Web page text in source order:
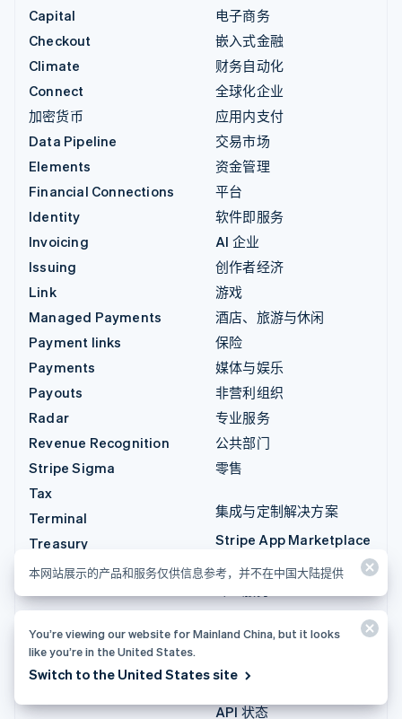
Capital
Checkout
Climate
Connect
加密货币
Data Pipeline
Elements
Financial Connections
Identity
Invoicing
Issuing
Link
Managed Payments
Payment links
Payments
Payouts
Radar
Revenue Recognition
Stripe Sigma
Tax
Terminal
Treasury
电子商务
嵌入式金融
财务自动化
全球化企业
应用内支付
交易市场
资金管理
平台
软件即服务
AI 企业
创作者经济
游戏
酒店、旅游与休闲
保险
媒体与娱乐
非营利组织
专业服务
公共部门
零售
集成与定制解决方案
Stripe App Marketplace
Stripe 合作伙伴生态系统
开发者
API 参考
API 状态
本网站展示的产品和服务仅供信息参考，并不在中国大陆提供
You’re viewing our website for Mainland China, but it looks
like you’re in the United States.
Switch to the United States site